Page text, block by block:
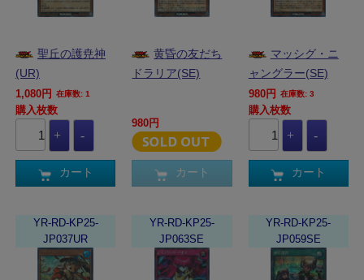
聖丘の護尭神
(UR)
1,080円 在庫数: 1
購入枚数
カート
黄昏の友だち
ドラリア(SE)
980円
カート
マッシグ・ニ
ャングラー(SE)
980円 在庫数: 3
購入枚数
カート
YR-RD-KP25-
JP037UR
YR-RD-KP25-
JP063SE
YR-RD-KP25-
JP059SE